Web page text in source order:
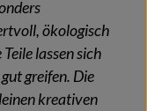
ökologisch
lassen sich
greifen. Die
kreativen